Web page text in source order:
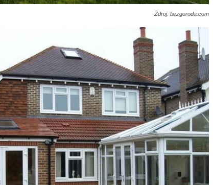
Zdroj: bezgoroda.com